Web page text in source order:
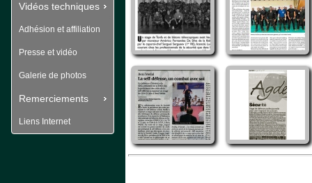
Vidéos techniques
Adhésion et affiliation
Presse et vidéo
Galerie de photos
Remerciements
Liens Internet